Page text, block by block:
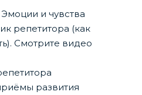
и чувства
репетитора (как
Смотрите видео
развития